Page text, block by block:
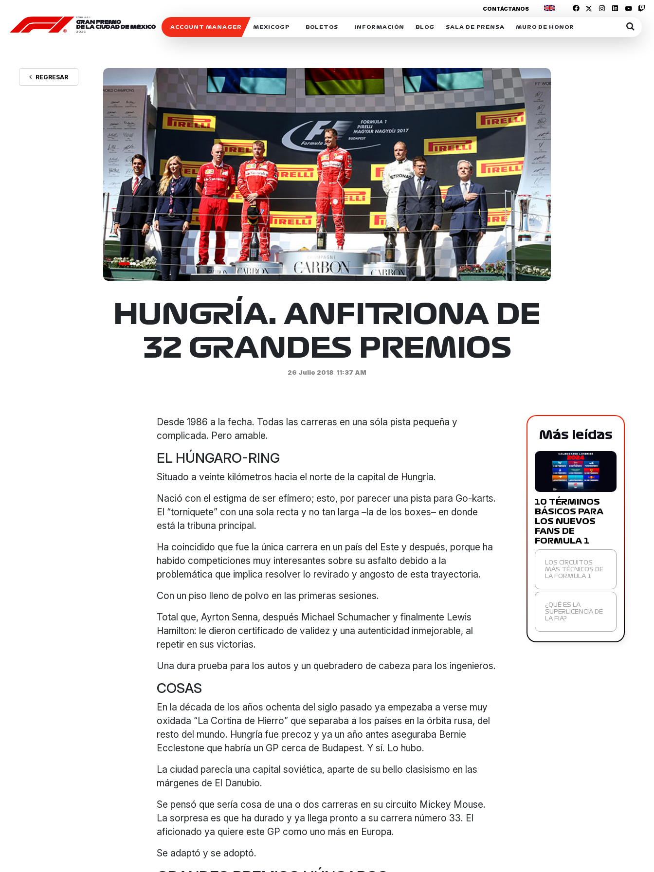
ACCOUNT MANAGER MEXICOGP
SOSTENIBILIDAD
CELEBRA CON NOSOTROS
BOLETOS INFORMACIÓN
DERECHO DE PRIMERA OPCIÓN
REFORESTEMOS JUNTOS
MOTORSPORT ACADEMY
VOLUNTARIOS
EXPOSICIÓN FOTOGRÁFICA
CAMPEONATO
PATROCINADORES
LEGALES TICKETMASTER
BLOG
MEXICOGP
SALA DE PRENSA
ACREDITACIONES
MURO DE HONOR
CONTÁCTANOS
REGRESAR
HUNGRÍA. ANFITRIONA DE
32 GRANDES PREMIOS
26 Julio 2018 11:37 AM
Desde 1986 a la fecha. Todas las carreras en una sóla pista pequeña y
complicada. Pero amable.
EL HÚNGARO-RING
Situado a veinte kilómetros hacia el norte de la capital de Hungría.
Nació con el estigma de ser efímero; esto, por parecer una pista para Go-karts.
El “torniquete” con una sola recta y no tan larga –la de los boxes– en donde
está la tribuna principal.
Ha coincidido que fue la única carrera en un país del Este y después, porque ha
habido competiciones muy interesantes sobre su asfalto debido a la
problemática que implica resolver lo revirado y angosto de esta trayectoria.
Con un piso lleno de polvo en las primeras sesiones.
Total que, Ayrton Senna, después Michael Schumacher y finalmente Lewis
Hamilton: le dieron certificado de validez y una autenticidad inmejorable, al
repetir en sus victorias.
Una dura prueba para los autos y un quebradero de cabeza para los ingenieros.
COSAS
En la década de los años ochenta del siglo pasado ya empezaba a verse muy
oxidada “La Cortina de Hierro” que separaba a los países en la órbita rusa, del
resto del mundo. Hungría fue precoz y ya un año antes aseguraba Bernie
Ecclestone que habría un GP cerca de Budapest. Y sí. Lo hubo.
La ciudad parecía una capital soviética, aparte de su bello clasisismo en las
márgenes de El Danubio.
Se pensó que sería cosa de una o dos carreras en su circuito Mickey Mouse.
La sorpresa es que ha durado y ya llega pronto a su carrera número 33. El
aficionado ya quiere este GP como uno más en Europa.
Se adaptó y se adoptó.
Más leídas
10 TÉRMINOS
BÁSICOS PARA
LOS NUEVOS
FANS DE
FORMULA 1
LOS CIRCUITOS
MÁS TÉCNICOS DE
LA FORMULA 1
¿QUÉ ES LA
SUPERLICENCIA DE
LA FIA?